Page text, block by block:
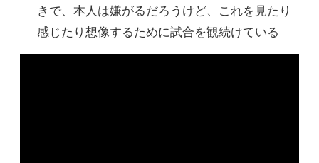
きで、本人は嫌がるだろうけど、これを見たり
感じたり想像するために試合を観続けている